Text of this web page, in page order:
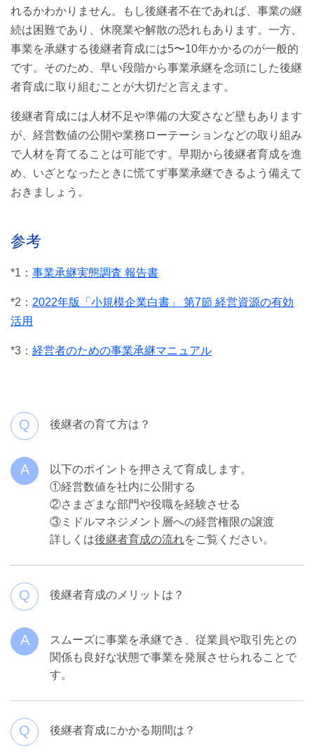
れるかわかりません。もし後継者不在であれば、事業の継
続は困難であり、休廃業や解散の恐れもあります。一方、
事業を承継する後継者育成には5〜10年かかるのが一般的
です。そのため、早い段階から事業承継を念頭にした後継
者育成に取り組むことが大切だと言えます。
後継者育成には人材不足や準備の大変さなど壁もあります
が、経営数値の公開や業務ローテーションなどの取り組み
で人材を育てることは可能です。早期から後継者育成を進
め、いざとなったときに慌てず事業承継できるよう備えて
おきましょう。
参考
*1： 事業承継実態調査 報告書
*2： 2022年版「小規模企業白書」 第7節 経営資源の有効
活用
*3： 経営者のための事業承継マニュアル
Q 後継者の育て方は？
A
以下のポイントを押さえて育成します。
①経営数値を社内に公開する
②さまざまな部門や役職を経験させる
③ミドルマネジメント層への経営権限の譲渡
詳しくは後継者育成の流れをご覧ください。
Q 後継者育成のメリットは？
A
スムーズに事業を承継でき、従業員や取引先との
関係も良好な状態で事業を発展させられることで
す。
Q 後継者育成にかかる期間は？